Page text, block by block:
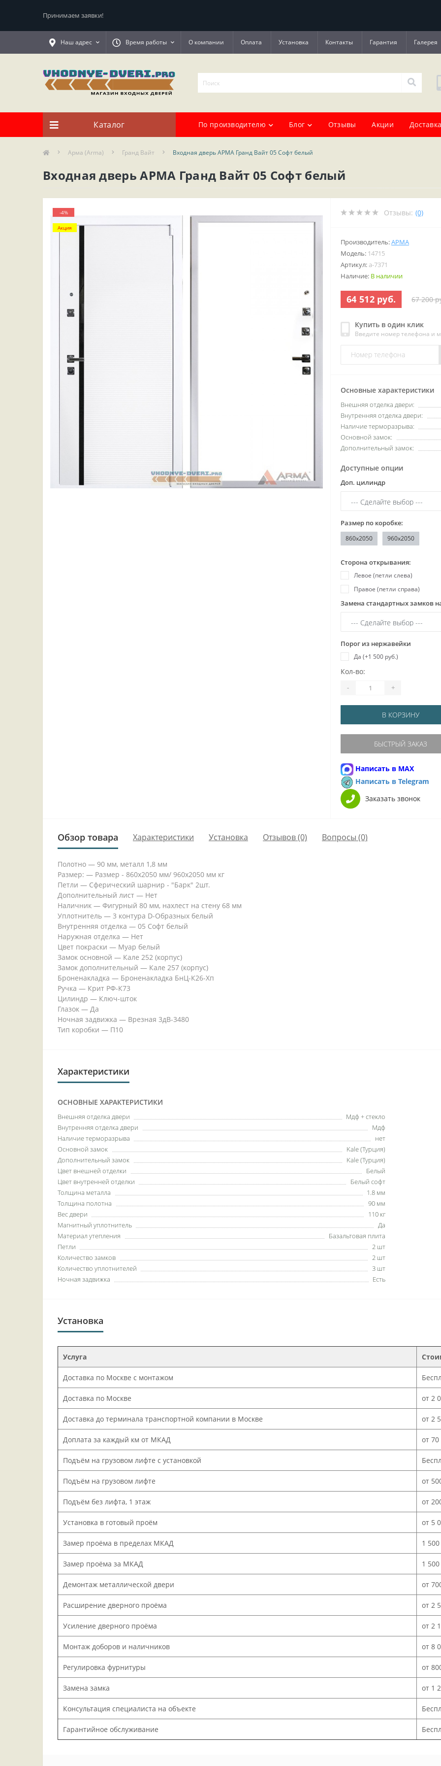
Принимаем заявки!
Наш адрес Время работы О компании Оплата Установка Контакты Гарантия Галерея
Каталог По производителю Блог Отзывы Акции
Арма (Arma) Гранд Вайт Входная дверь АРМА Гранд Вайт 05 Софт белый
Входная дверь АРМА Гранд Вайт 05 Софт белый
-4%
Акция
Отзывы: (0)
Производитель:АРМА
Модель: 14715
Артикул: a-7371
Наличие: В наличии
64 512 руб. 67 200
Купить в один клик
Введите номер телефона и
Основные характеристики
Внешняя отделка двери:
Внутренняя отделка двери:
Наличие терморазрыва:
Основной замок:
Дополнительный замок:
Доступные опции
Доп. цилиндр
Размер по коробке:
860x2050 960x2050
Сторона открывания:
Левое (петли слева)
Правое (петли справа)
Замена стандартных замков
Порог из нержавейки
Да (+1 500 руб.)
Кол-во:
- +
В КОРЗИНУ
БЫСТРЫЙ ЗАКАЗ
Написать в MAX
Написать в Telegram
Заказать звонок
Обзор товара Характеристики Установка Отзывов (0) Вопросы (0)
Полотно — 90 мм, металл 1,8 мм
Размер: — Размер - 860х2050 мм/ 960х2050 мм кг
Петли — Сферический шарнир - "Барк" 2шт.
Дополнительный лист — Нет
Наличник — Фигурный 80 мм, нахлест на стену 68 мм
Уплотнитель — 3 контура D-Образных белый
Внутренняя отделка — 05 Софт белый
Наружная отделка — Нет
Цвет покраски — Муар белый
Замок основной — Кале 252 (корпус)
Замок дополнительный — Кале 257 (корпус)
Броненакладка — Броненакладка БнЦ-К26-Хп
Ручка — Крит РФ-К73
Цилиндр — Ключ-шток
Глазок — Да
Ночная задвижка — Врезная 3дВ-3480
Тип коробки — П10
Характеристики
ОСНОВНЫЕ ХАРАКТЕРИСТИКИ
Внешняя отделка двери
Мдф + стекло
Внутренняя отделка двери
Мдф
Наличие терморазрыва
нет
Основной замок
Kale (Турция)
Дополнительный замок
Kale (Турция)
Цвет внешней отделки
Белый
Цвет внутренней отделки
Белый софт
Толщина металла
1.8 мм
Толщина полотна
90 мм
Вес двери
110 кг
Магнитный уплотнитель
Да
Материал утепления
Базальтовая плита
Петли
2 шт
Количество замков
2 шт
Количество уплотнителей
3 шт
Ночная задвижка
Есть
Установка
Услуга
Доставка по Москве с монтажом
Доставка по Москве от 2
Доставка до терминала транспортной компании в Москве от 2
Доплата за каждый км от МКАД от
Подъём на грузовом лифте с установкой
Подъём на грузовом лифте от
Подъём без лифта, 1 этаж от
Установка в готовый проём от 5
Замер проёма в пределах МКАД 1
Замер проёма за МКАД 1
Демонтаж металлической двери от
Расширение дверного проёма от 2
Усиление дверного проёма от 2
Монтаж доборов и наличников от 8
Регулировка фурнитуры от
Замена замка от 1
Консультация специалиста на объекте
Гарантийное обслуживание